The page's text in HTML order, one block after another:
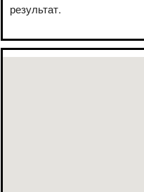
результат.